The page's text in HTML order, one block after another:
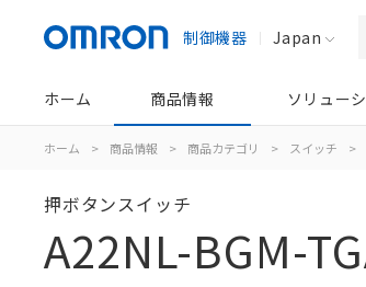
制御機器 Japan
ホーム 商品情報 ソリュー
ホーム > 商品情報 > 商品カテゴリ > スイッチ >
押ボタンスイッチ
A22NL-BGM-